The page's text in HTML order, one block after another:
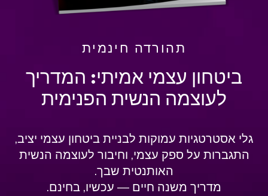
תהורדה חינמית
ביטחון עצמי אמיתי: המדריך
לעוצמה הנשית הפנימית
גלי אסטרטגיות עמוקות לבניית ביטחון עצמי יציב,
התגברות על ספק עצמי, וחיבור לעוצמה הנשית
האותנטית שבך.
מדריך משנה חיים — עכשיו, בחינם.